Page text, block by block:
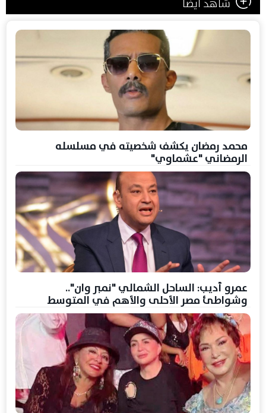
شاهد ايضا
محمد رمضان يكشف شخصيته في مسلسله
الرمضاني "عشماوي"
عمرو أديب: الساحل الشمالي "نمبر وان"..
وشواطئ مصر الأحلى والأهم في المتوسط